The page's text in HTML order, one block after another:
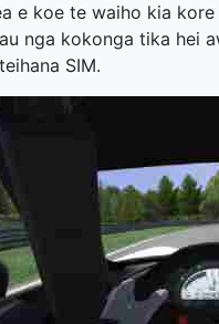
e koe te waiho kia
nga kokonga tika hei
SIM.